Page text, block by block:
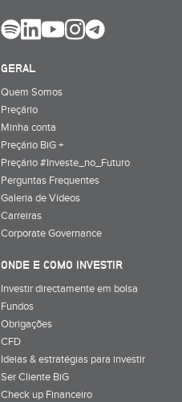
GERAL
Quem Somos
Preçário
Minha conta
Preçário BiG +
Preçário #Investe_no_Futuro
Perguntas Frequentes
Galeria de Vídeos
Carreiras
Corporate Governance
ONDE E COMO INVESTIR
Investir directamente em bolsa
Fundos
Obrigações
CFD
Ideias & estratégias para investir
Ser Cliente BiG
Check up Financeiro